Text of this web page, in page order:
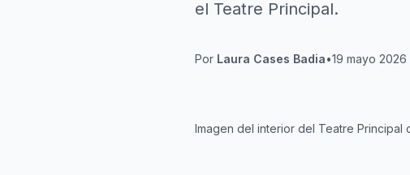
el Teatre Principal.
Por Laura Cases Badia•19 mayo 2026
Imagen del interior del Teatre Principal